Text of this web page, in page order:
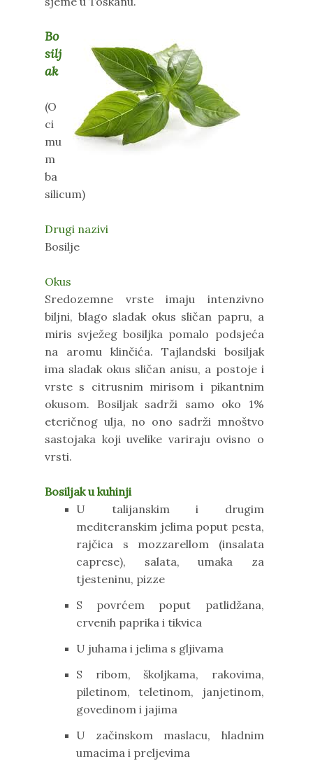
Bo
silj
ak
(O
ci
mu
m
ba
silicum)
Drugi nazivi
Bosilje
Okus
Sredozemne vrste imaju intenzivno
biljni, blago sladak okus sličan papru, a
miris svježeg bosiljka pomalo podsjeća
na aromu klinčića. Tajlandski bosiljak
ima sladak okus sličan anisu, a postoje i
vrste s citrusnim mirisom i pikantnim
okusom. Bosiljak sadrži samo oko 1%
eteričnog ulja, no ono sadrži mnoštvo
sastojaka koji uvelike variraju ovisno o
vrsti.
Bosiljak u kuhinji
U talijanskim i drugim
mediteranskim jelima poput pesta,
rajčica s mozzarellom (insalata
caprese), salata, umaka za
tjesteninu, pizze
S povrćem poput patlidžana,
crvenih paprika i tikvica
U juhama i jelima s gljivama
S ribom, školjkama, rakovima,
piletinom, teletinom, janjetinom,
govedinom i jajima
U začinskom maslacu, hladnim
umacima i preljevima